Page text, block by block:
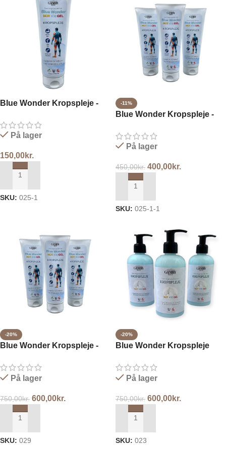
Blue Wonder Kropspleje -
På lager
150,00kr.
TILFØJ TIL KURV
SKU: 025-1
-11%
Blue Wonder Kropspleje -
På lager
450,00kr. 400,00kr.
TILFØJ TIL KURV
SKU: 025-1-1
-20%
Blue Wonder Kropspleje -
På lager
750,00kr. 600,00kr.
TILFØJ TIL KURV
SKU: 029
-20%
Blue Wonder Kropspleje
På lager
750,00kr. 600,00kr.
TILFØJ TIL KURV
SKU: 023